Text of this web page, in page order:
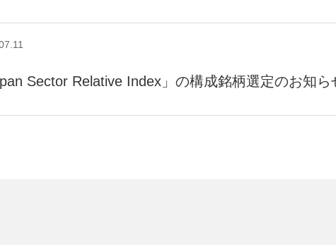
Sector Relative Index」の構成銘柄選定のお知